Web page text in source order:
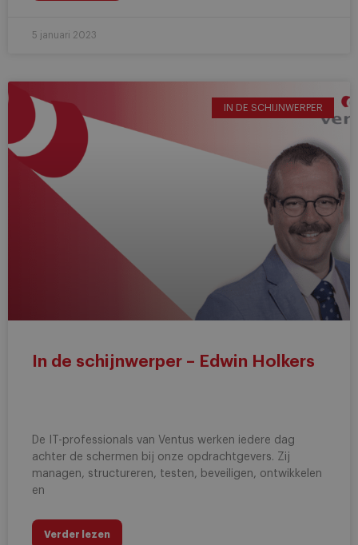
5 januari 2023
IN DE SCHIJNWERPER
In de schijnwerper – Edwin Holkers
De IT-professionals van Ventus werken iedere dag
achter de schermen bij onze opdrachtgevers. Zij
managen, structureren, testen, beveiligen, ontwikkelen
en
Verder lezen